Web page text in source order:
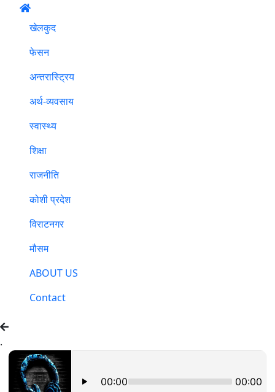
खेलकुद
फेसन
अन्तरास्ट्रिय
अर्थ-व्यवसाय
स्वास्थ्य
शिक्षा
राजनीति
कोशी प्रदेश
विराटनगर
मौसम
ABOUT US
Contact
.